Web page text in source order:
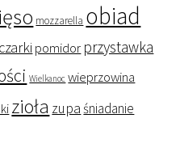
mozzarella obiad
pomidor przystawka
Wielkanoc wieprzowina
zioła zupaśniadanie